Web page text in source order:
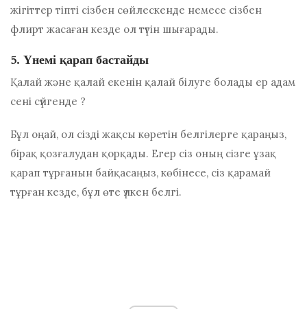
жігіттер тіпті сізбен сөйлескенде немесе сізбен
флирт жасаған кезде ол түтін шығарады.
5. Үнемі қарап бастайды
Қалай және қалай екенін қалай білуге ​​болады ер адам
сені сүйгенде ?
Бұл оңай, ол сізді жақсы көретін белгілерге қараңыз,
бірақ қозғалудан қорқады. Егер сіз оның сізге ұзақ
қарап тұрғанын байқасаңыз, көбінесе, сіз қарамай
тұрған кезде, бұл өте үлкен белгі.